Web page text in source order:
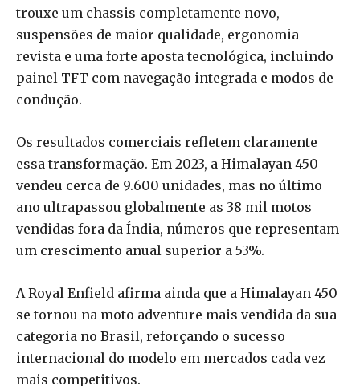
trouxe um chassis completamente novo,
suspensões de maior qualidade, ergonomia
revista e uma forte aposta tecnológica, incluindo
painel TFT com navegação integrada e modos de
condução.
Os resultados comerciais refletem claramente
essa transformação. Em 2023, a Himalayan 450
vendeu cerca de 9.600 unidades, mas no último
ano ultrapassou globalmente as 38 mil motos
vendidas fora da Índia, números que representam
um crescimento anual superior a 53%.
A Royal Enfield afirma ainda que a Himalayan 450
se tornou na moto adventure mais vendida da sua
categoria no Brasil, reforçando o sucesso
internacional do modelo em mercados cada vez
mais competitivos.